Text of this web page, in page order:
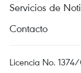
Servicios de
Contacto
Licencia No.